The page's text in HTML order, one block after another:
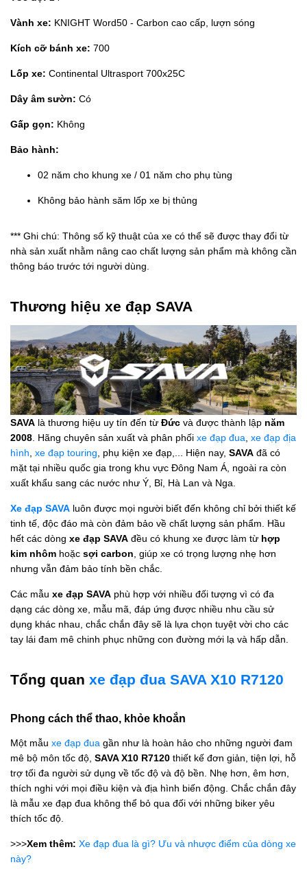
Vành xe: KNIGHT Word50 - Carbon cao cấp, lượn sóng
Kích cỡ bánh xe: 700
Lốp xe: Continental Ultrasport 700x25C
Dây âm sườn: Có
Gấp gọn: Không
Bảo hành:
02 năm cho khung xe / 01 năm cho phụ tùng
Không bảo hành săm lốp xe bị thủng
*** Ghi chú: Thông số kỹ thuật của xe có thể sẽ được thay đổi từ
nhà sản xuất nhằm nâng cao chất lượng sản phẩm mà không cần
thông báo trước tới người dùng.
Thương hiệu xe đạp SAVA
SAVA là thương hiệu uy tín đến từ Đức và được thành lập năm
2008 . Hãng chuyên sản xuất và phân phối xe đạp đua xe đạp địa
hình xe đạp touring , phụ kiện xe đạp,... Hiện nay, SAVA đã có
mặt tại nhiều quốc gia trong khu vực Đông Nam Á, ngoài ra còn
xuất khẩu sang các nước như Ý, Bỉ, Hà Lan và Nga.
Xe đạp SAVA luôn được mọi người biết đến không chỉ bởi thiết kế
tinh tế, độc đáo mà còn đảm bảo về chất lượng sản phẩm. Hầu
hết các dòng xe đạp SAVA đều có khung xe được làm từ hợp
kim nhôm hoặc sợi carbon , giúp xe có trọng lượng nhẹ hơn
nhưng vẫn đảm bảo tính bền chắc.
Các mẫu xe đạp SAVA phù hợp với nhiều đối tượng vì có đa
dạng các dòng xe, mẫu mã, đáp ứng được nhiều nhu cầu sử
dụng khác nhau, chắc chắn đây sẽ là lựa chọn tuyệt vời cho các
tay lái đam mê chinh phục những con đường mới lạ và hấp dẫn.
Tổng quan xe đạp đua SAVA X10 R7120
Phong cách thể thao, khỏe khoắn
Một mẫu xe đạp đua gần như là hoàn hảo cho những người đam
mê bộ môn tốc độ, SAVA X10 R7120 thiết kế đơn giản, tiện lợi, hỗ
trợ tối đa người sử dụng về tốc độ và độ bền. Nhẹ hơn, êm hơn,
thích nghi với mọi điều kiện và địa hình biến động. Chắc chắn đây
là mẫu xe đạp đua không thể bỏ qua đối với những biker yêu
thích tốc độ.
>>>Xem thêm: Xe đạp đua là gì? Ưu và nhược điểm của dòng xe
này?